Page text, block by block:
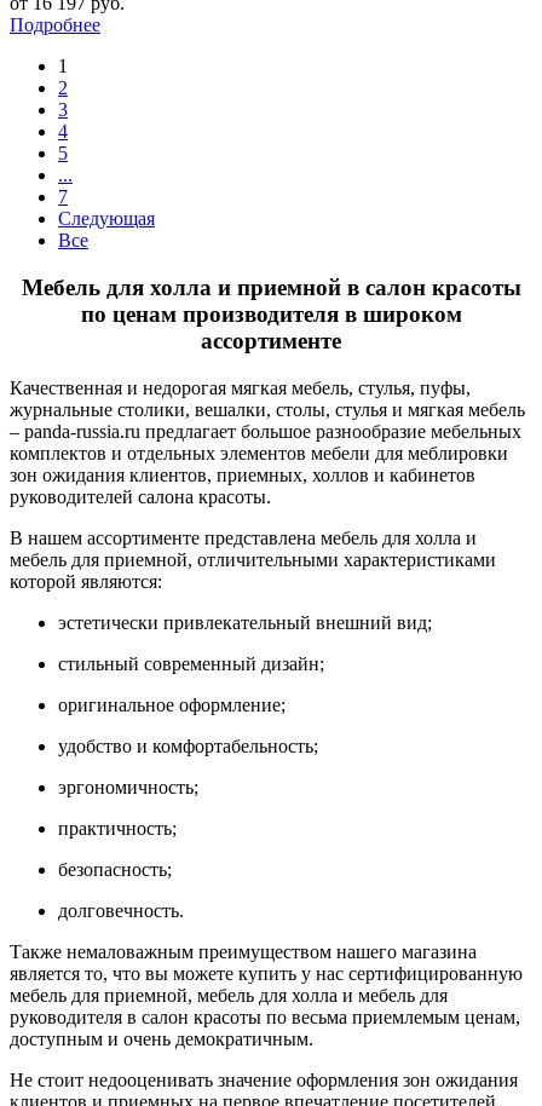
Подробнее
1
2
3
4
5
...
7
Следующая
Все
Мебель для холла и приемной в салон красоты
по ценам производителя в широком
ассортименте
Качественная и недорогая мягкая мебель, стулья, пуфы,
журнальные столики, вешалки, столы, стулья и мягкая мебель
– panda-russia.ru предлагает большое разнообразие мебельных
комплектов и отдельных элементов мебели для меблировки
зон ожидания клиентов, приемных, холлов и кабинетов
руководителей салона красоты.
В нашем ассортименте представлена мебель для холла и
мебель для приемной, отличительными характеристиками
которой являются:
эстетически привлекательный внешний вид;
стильный современный дизайн;
оригинальное оформление;
удобство и комфортабельность;
эргономичность;
практичность;
безопасность;
долговечность.
Также немаловажным преимуществом нашего магазина
является то, что вы можете купить у нас сертифицированную
мебель для приемной, мебель для холла и мебель для
руководителя в салон красоты по весьма приемлемым ценам,
доступным и очень демократичным.
Не стоит недооценивать значение оформления зон ожидания
клиентов и приемных на первое впечатление посетителей,